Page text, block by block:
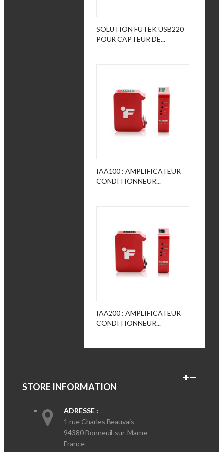
SOLUTION FUTEK USB220
POUR CAPTEUR DE...
IAA100 : AMPLIFICATEUR
CONDITIONNEUR...
IAA200 : AMPLIFICATEUR
CONDITIONNEUR...
STORE INFORMATION
ADRESSE :
1 rue Charles Beauvais
94380 Bonneuil-sur-Marne
France